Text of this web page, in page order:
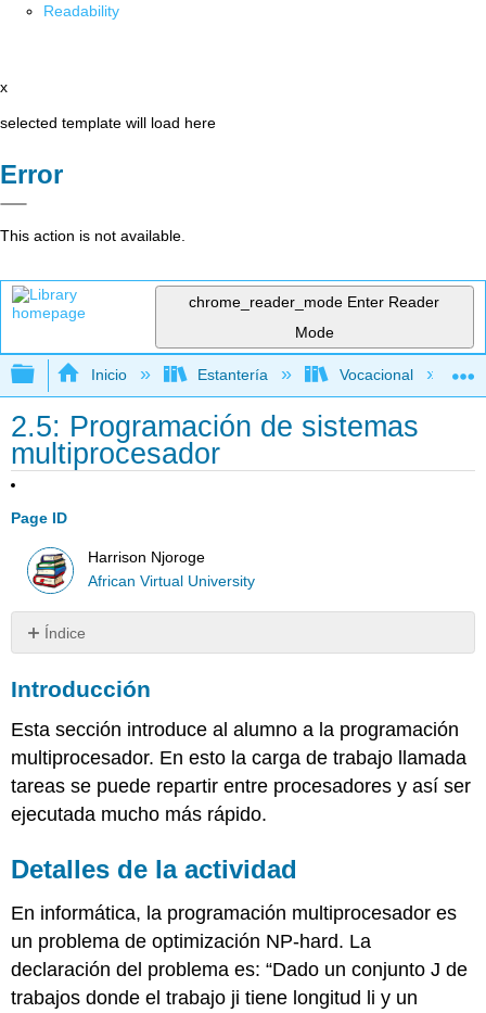
Readability
x
selected template will load here
Error
This action is not available.
chrome_reader_mode Enter Reader
Mode
Expandir/contraer jerarquía global
Inicio Estantería Vocacional
2.5: Programación de sistemas
multiprocesador
Page ID
Harrison Njoroge
African Virtual University
Índice
Detalles
la
actividad
Gráficos
y
para
propósito
Lógica
reconfigurable
procesadores
Introducción
Esta sección introduce al alumno a la programación
multiprocesador. En esto la carga de trabajo llamada
tareas se puede repartir entre procesadores y así ser
ejecutada mucho más rápido.
Detalles de la actividad
En informática, la programación multiprocesador es
un problema de optimización NP-hard. La
declaración del problema es: “Dado un conjunto J de
trabajos donde el trabajo ji tiene longitud li y un